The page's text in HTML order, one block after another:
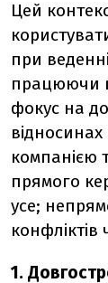
Цей
при
працюючи в
фокус на
компанією
прямого
усе;
1.